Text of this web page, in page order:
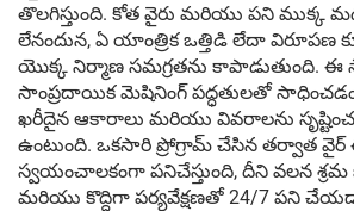
తొలగిస్తుంది. కోత వైరు మరియు పని ముక్క
లేనందున, ఏ యాంత్రిక ఒత్తిడి లేదా విరూపణ
యొక్క నిర్మాణ సమగ్రతను కాపాడుతుంది. ఈ
సాంప్రదాయిక మెషినింగ్ పద్ధతులతో
ఖరీదైన ఆకారాలు మరియు వివరాలను
ఉంటుంది. ఒకసారి ప్రోగ్రామ్ చేసిన తర్వాత
స్వయంచాలకంగా పనిచేస్తుంది, దీని వలన శ్రమ
మరియు కొద్దిగా పర్యవేక్షణతో 24/7 పని